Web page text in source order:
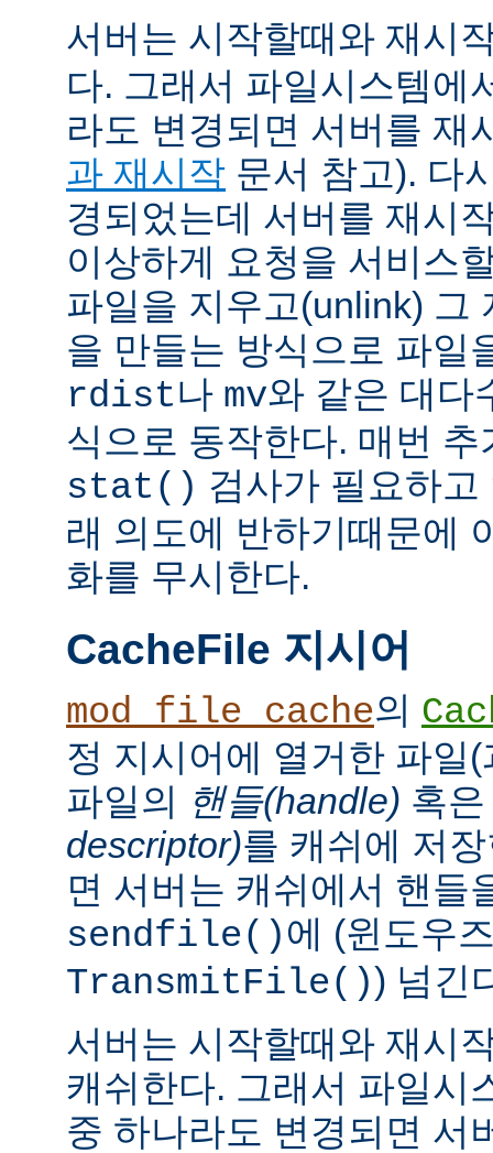
서버는 시작할때와 재시
다. 그래서 파일시스템에
라도 변경되면 서버를 재
과 재시작 문서 참고). 다
경되었는데 서버를 재시
이상하게 요청을 서비스
파일을 지우고(unlink) 그
을 만들는 방식으로 파일
rdist나 mv와 같은 대다
식으로 동작한다. 매번
stat() 검사가 필요하
래 의도에 반하기때문에
화를 무시한다.
CacheFile 지시어
mod_file_cache의
정 지시어에 열거한 파일
파일의 핸들(handle) 혹
descriptor)를 캐쉬에 저
면 서버는 캐쉬에서 핸들
sendfile()에 (윈도우
TransmitFile()) 넘긴
서버는 시작할때와 재시
캐쉬한다. 그래서 파일시
중 하나라도 변경되면 서